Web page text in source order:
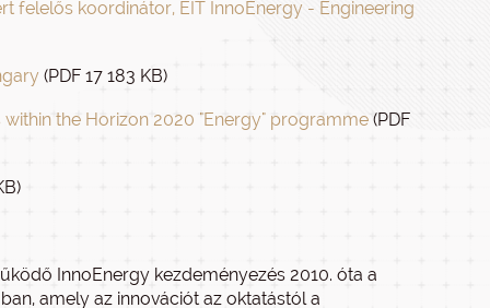
felelős koordinátor, EIT InnoEnergy - Engineering
(PDF 17 183 KB)
the Horizon 2020 "Energy" programme (PDF
InnoEnergy kezdeményezés 2010. óta a
amely az innovációt az oktatástól a